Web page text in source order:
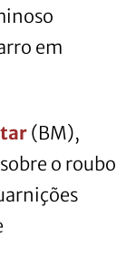
em
(BM),
o roubo